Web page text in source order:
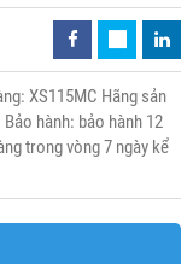
XS115MC Hãng sản
hành: bảo hành 12
trong vòng 7 ngày kể